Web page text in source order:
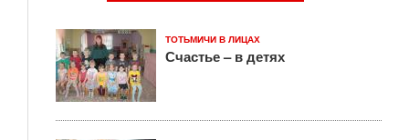
ТОТЬМИЧИ В ЛИЦАХ
Счастье – в детях